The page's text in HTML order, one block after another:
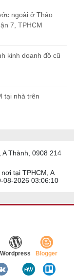
ngoài ở Thảo
7, TPHCM
kinh doanh đồ cũ
tại nhà trên
Thành, 0908 214
tại TPHCM, A
08-2026 03:06:10
Wordpress Blogger